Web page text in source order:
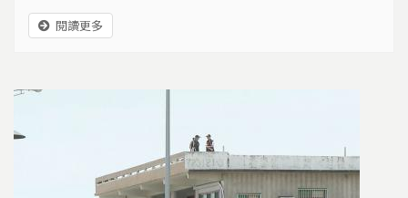
閱讀更多